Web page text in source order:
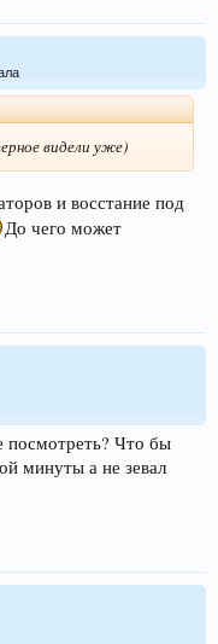
видели уже)
и восстание под
До чего может
посмотреть? Что бы
минуты а не зевал